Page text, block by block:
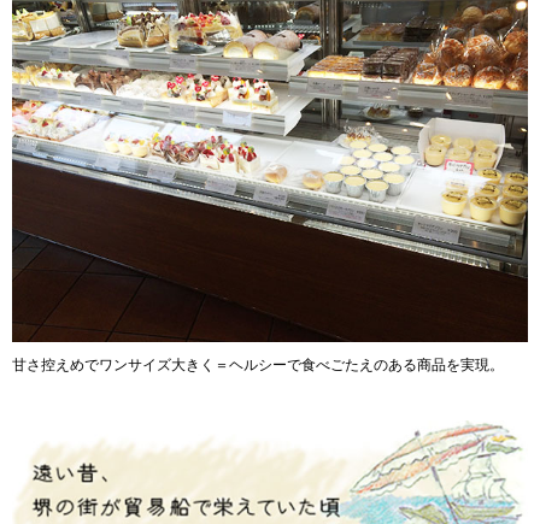
甘さ控えめでワンサイズ大きく＝ヘルシーで食べごたえのある商品を実現。